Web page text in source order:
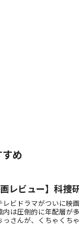
め
画レビュー】科捜
レビドラマがついに映
内は圧倒的に年配層が
っさんが、くちゃくち